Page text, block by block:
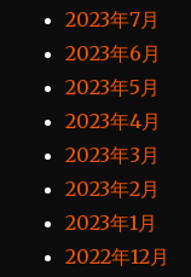
2023年7月
2023年6月
2023年5月
2023年4月
2023年3月
2023年2月
2023年1月
2022年12月